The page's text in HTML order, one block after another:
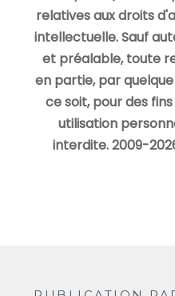
relatives aux droits
intellectuelle. Sauf
et préalable, toute
en partie, par
ce soit, pour des
utilisation
interdite. 2009-2026